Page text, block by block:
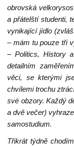
obrovská
a přátelští studenti,
vynikající jídlo
– mám tu pouze tři
– Politics, History
detailním
věci, se kterými
chvílemi trochu
své obzory. Každý
a dvě večer)
samostudium.
Třikrát týdně